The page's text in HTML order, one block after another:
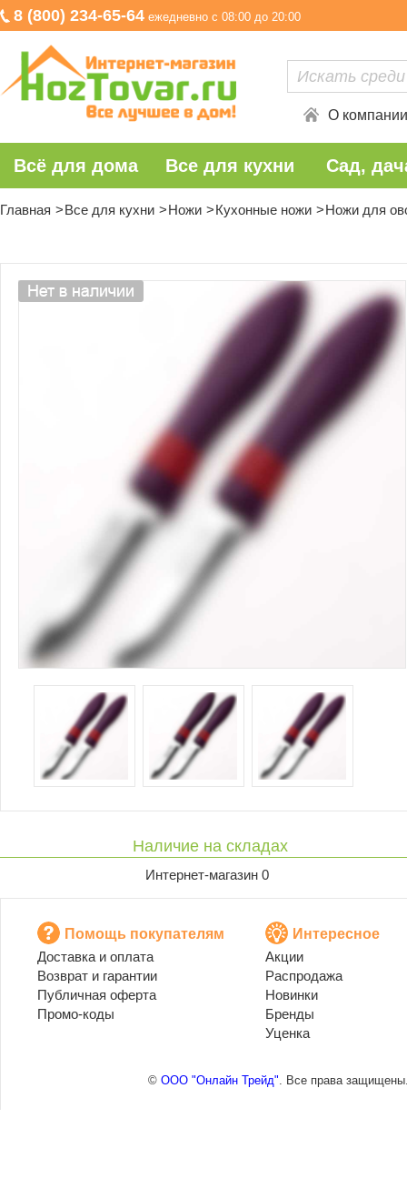
8 (800) 234-65-64 ежедневно с 08:00 до 20:00
О компании
Всё для дома Все для кухни Сад,
Главная Все для кухни Ножи Кухонные ножи Ножи для
Наличие на складах
Интернет-магазин 0
Помощь покупателям
Доставка и оплата
Возврат и гарантии
Публичная оферта
Промо-коды
Интересное
Акции
Распродажа
Новинки
Бренды
Уценка
© ООО "Онлайн Трейд". Все права